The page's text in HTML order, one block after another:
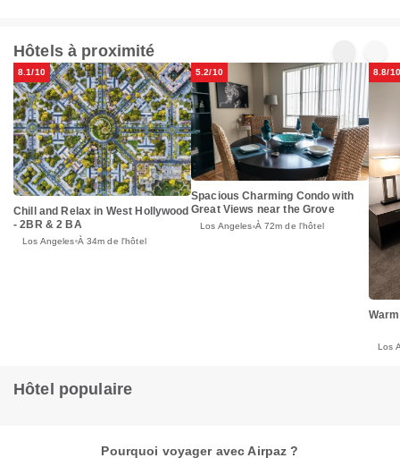
Hôtels à proximité
8.1/10
Chill and Relax in West Hollywood
- 2BR & 2 BA
Los Angeles À 34m de l'hôtel
5.2/10
Spacious Charming Condo with
Great Views near the Grove
Los Angeles À 72m de l'hôtel
8.8/10
Los
Hôtel populaire
Pourquoi voyager avec Airpaz ?